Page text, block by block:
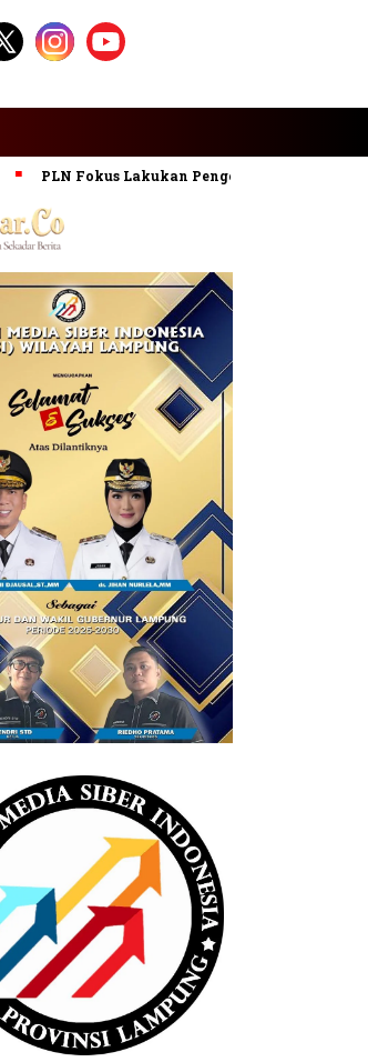
PLN Fokus Lakukan Pengembangan Pembangkit